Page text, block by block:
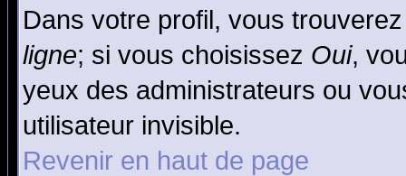
Dans votre profil, vous
ligne; si vous choisissez Oui,
yeux des administrateurs ou
utilisateur invisible.
Revenir en haut de page